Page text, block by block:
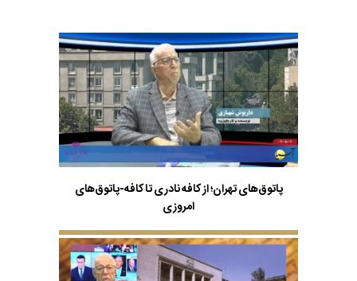
پاتوق‌های تهران؛ از کافه نادری تا کافه-پاتوق‌های
امروزی